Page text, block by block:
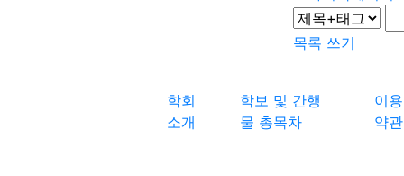
목록 쓰기
학회
소개
학보 및 간행
물 총목차
이용
약관